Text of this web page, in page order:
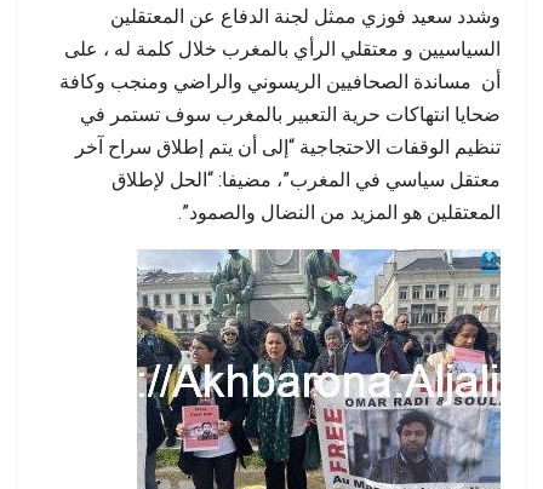
وشدد سعيد فوزي ممثل لجنة الدفاع عن المعتقلين
السياسيين و معتقلي الرأي بالمغرب خلال كلمة له ، على
أن مساندة الصحافيين الريسوني والراضي ومنجب وكافة
ضحايا انتهاكات حرية التعبير بالمغرب سوف تستمر في
تنظيم الوقفات الاحتجاجية “إلى أن يتم إطلاق سراح آخر
معتقل سياسي في المغرب”، مضيفا: “الحل لإطلاق
المعتقلين هو المزيد من النضال والصمود”.